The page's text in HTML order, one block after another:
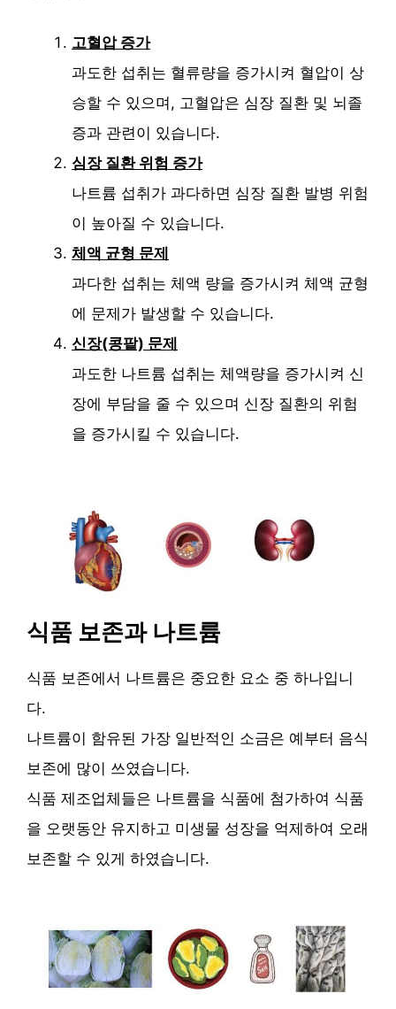
고혈압 증가
과도한 섭취는 혈류량을 증가시켜 혈압이 상
승할 수 있으며, 고혈압은 심장 질환 및 뇌졸
증과 관련이 있습니다.
심장 질환 위험 증가
나트륨 섭취가 과다하면 심장 질환 발병 위험
이 높아질 수 있습니다.
체액 균형 문제
과다한 섭취는 체액 량을 증가시켜 체액 균형
에 문제가 발생할 수 있습니다.
신장(콩팥) 문제
과도한 나트륨 섭취는 체액량을 증가시켜 신
장에 부담을 줄 수 있으며 신장 질환의 위험
을 증가시킬 수 있습니다.
식품 보존과 나트륨
식품 보존에서 나트륨은 중요한 요소 중 하나입니
다.
나트륨이 함유된 가장 일반적인 소금은 예부터 음식
보존에 많이 쓰였습니다.
식품 제조업체들은 나트륨을 식품에 첨가하여 식품
을 오랫동안 유지하고 미생물 성장을 억제하여 오래
보존할 수 있게 하였습니다.